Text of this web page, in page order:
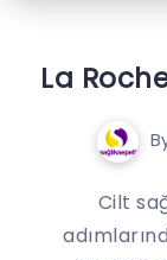
La
Cilt